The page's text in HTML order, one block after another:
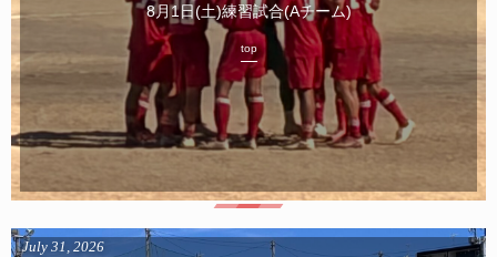
8月1日(土)練習試合(Aチーム)
top
July 31 , 2026